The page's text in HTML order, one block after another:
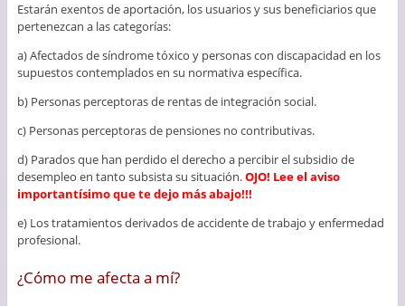
Estarán exentos de aportación, los usuarios y sus beneficiarios que
pertenezcan a las categorías:
a) Afectados de síndrome tóxico y personas con discapacidad en los
supuestos contemplados en su normativa específica.
b) Personas perceptoras de rentas de integración social.
c) Personas perceptoras de pensiones no contributivas.
d) Parados que han perdido el derecho a percibir el subsidio de
desempleo en tanto subsista su situación.OJO! Lee el aviso
importantísimo que te dejo más abajo!!!
e) Los tratamientos derivados de accidente de trabajo y enfermedad
profesional.
¿Cómo me afecta a mí?